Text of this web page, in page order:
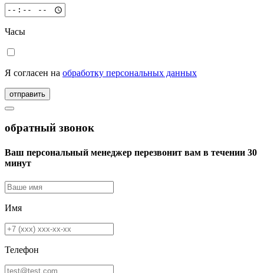
Часы
Я согласен на обработку персональных данных
отправить
обратный звонок
Ваш персональный менеджер перезвонит вам в течении 30
минут
Имя
Телефон